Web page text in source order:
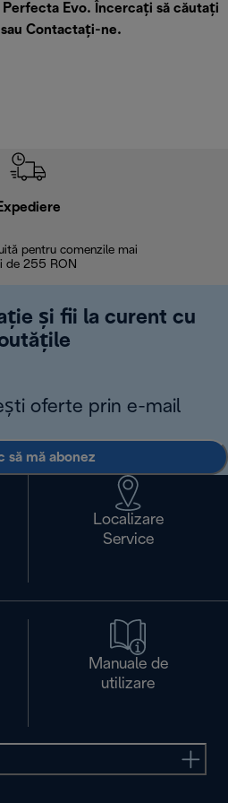
Evo. Încercați să căutați
Contactați-ne.
pentru comenzile mai
de 255 RON
și fii la curent cu
oferte prin e-mail
să mă abonez
Localizare
Service
Manuale de
utilizare